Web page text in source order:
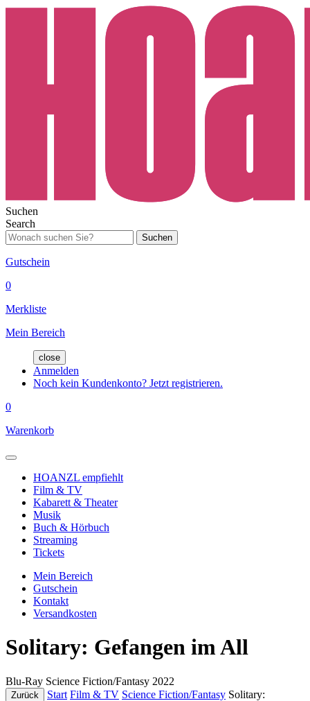
Suchen
Search
Suchen
Gutschein
0
Merkliste
Mein Bereich
close
Anmelden
Noch kein Kundenkonto? Jetzt registrieren.
0
Warenkorb
HOANZL empfiehlt
Film & TV
Kabarett & Theater
Musik
Buch & Hörbuch
Streaming
Tickets
Mein Bereich
Gutschein
Kontakt
Versandkosten
Solitary: Gefangen im All
Blu-Ray Science Fiction/Fantasy 2022
Zurück Start Film & TV Science Fiction/Fantasy Solitary: